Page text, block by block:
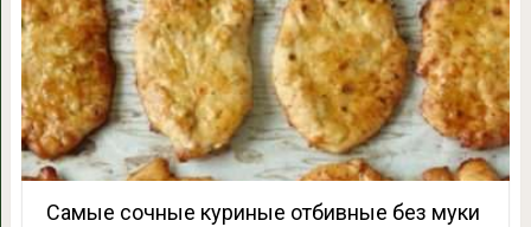
Самые сочные куриные отбивные без муки